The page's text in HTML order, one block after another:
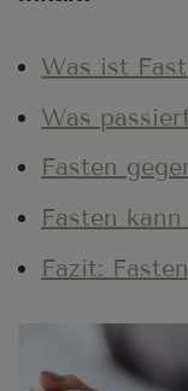
Was ist
Was
Fasten
Fasten
Fazit: